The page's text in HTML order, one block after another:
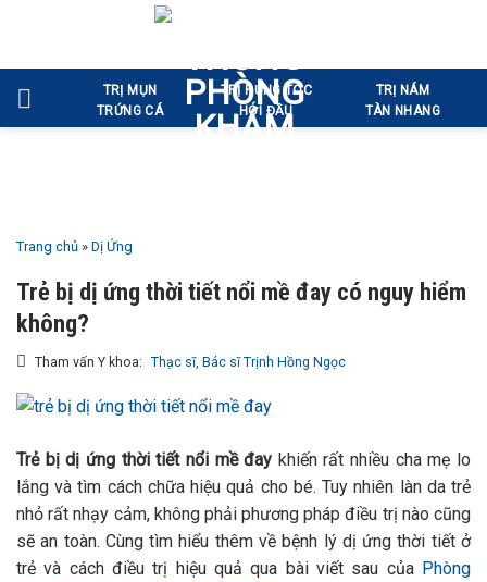
nội
dung
TRỊ MỤN
TRỨNG CÁ
TRỊ RỤNG TÓC
HÓI ĐẦU
TRỊ NÁM
TÀN NHANG
Trang chủ » Dị Ứng
Trẻ bị dị ứng thời tiết nổi mề đay có nguy hiểm
không?
Tham vấn Y khoa: Thạc sĩ, Bác sĩ Trịnh Hồng Ngọc
Trẻ bị dị ứng thời tiết nổi mề đay khiến rất nhiều cha mẹ lo
lắng và tìm cách chữa hiệu quả cho bé. Tuy nhiên làn da trẻ
nhỏ rất nhạy cảm, không phải phương pháp điều trị nào cũng
sẽ an toàn. Cùng tìm hiểu thêm về bệnh lý dị ứng thời tiết ở
trẻ và cách điều trị hiệu quả qua bài viết sau của Phòng